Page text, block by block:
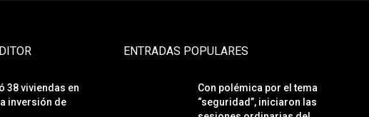
38 viviendas en
inversión de
ENTRADAS POPULARES
Con polémica por el tema
“seguridad”, iniciaron las